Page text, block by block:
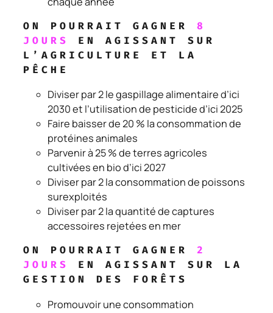
ON POURRAIT GAGNER 8
JOURS
EN AGISSANT SUR
L’AGRICULTURE ET LA
PÊCHE
Diviser par 2 le gaspillage alimentaire d’ici
2030 et l’utilisation de pesticide d’ici 2025
Faire baisser de 20 % la consommation de
protéines animales
Parvenir à 25 % de terres agricoles
cultivées en bio d’ici 2027
Diviser par 2 la consommation de poissons
surexploités
Diviser par 2 la quantité de captures
accessoires rejetées en mer
ON POURRAIT GAGNER 2
JOURS
EN AGISSANT SUR LA
GESTION DES FORÊTS
Promouvoir une consommation